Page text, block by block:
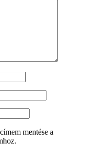
mentése a